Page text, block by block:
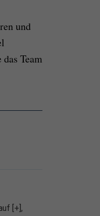
und
Team
[+],